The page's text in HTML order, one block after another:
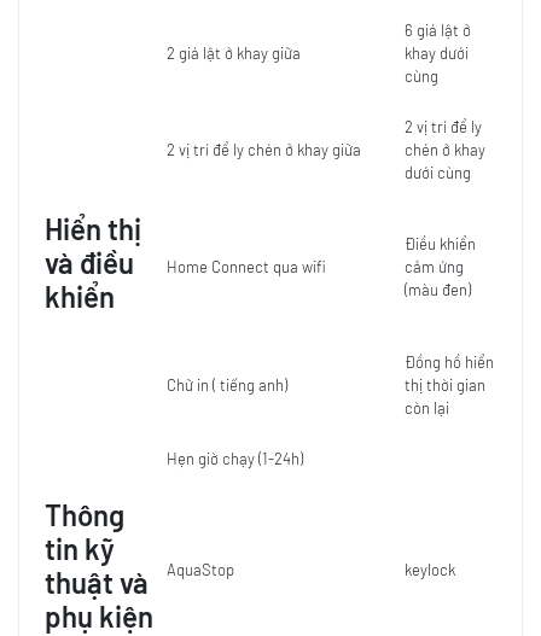
2 giá lật ở khay giữa
6 giá lật ở
khay dưới
cùng
2 vị trí để ly chén ở khay giữa
2 vị trí để ly
chén ở khay
dưới cùng
Hiển thị
và điều
khiển
Home Connect qua wifi
Điều khiển
cảm ứng
(màu đen)
Chữ in ( tiếng anh)
Đồng hồ hiển
thị thời gian
còn lại
Hẹn giờ chạy (1-24h)
Thông
tin kỹ
thuật và
phụ kiện
AquaStop keylock